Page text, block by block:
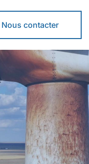
Nous contacter